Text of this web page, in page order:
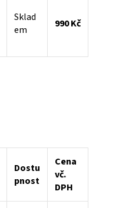
Sklad
em
990 Kč
Dostu
pnost
Cena
vč.
DPH